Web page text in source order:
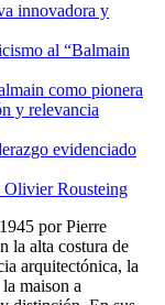
innovadora y
al “Balmain
como pionera
y relevancia
evidenciado
Olivier Rousteing
por Pierre
la alta costura de
arquitectónica, la
maison a